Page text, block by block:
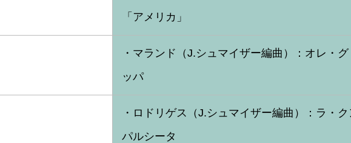
「アメリカ」
・マランド（J.シュマイザー編曲）：オレ・グ
ッパ
・ロドリゲス（J.シュマイザー編曲）：ラ・ク
パルシータ